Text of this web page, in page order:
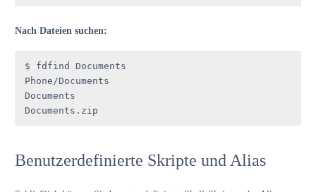
Nach Dateien suchen:
$ fdfind Documents
Phone/Documents
Documents
Documents.zip
Benutzerdefinierte Skripte und Alias